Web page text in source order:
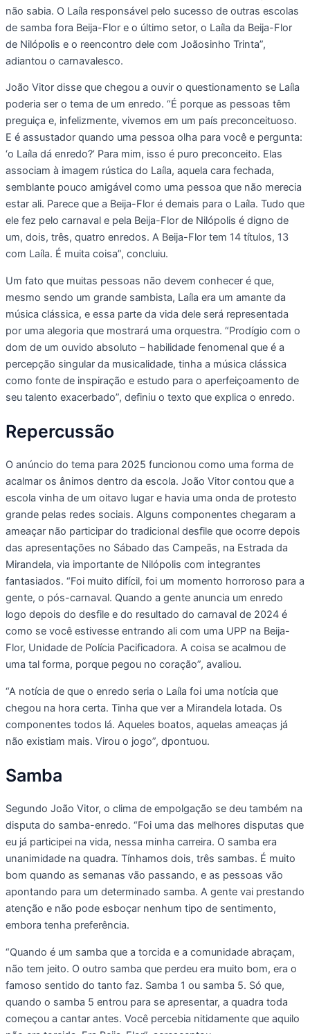
não sabia. O Laíla responsável pelo sucesso de outras escolas
de samba fora Beija-Flor e o último setor, o Laíla da Beija-Flor
de Nilópolis e o reencontro dele com Joãosinho Trinta”,
adiantou o carnavalesco.
João Vitor disse que chegou a ouvir o questionamento se Laíla
poderia ser o tema de um enredo. “É porque as pessoas têm
preguiça e, infelizmente, vivemos em um país preconceituoso.
E é assustador quando uma pessoa olha para você e pergunta:
‘o Laíla dá enredo?’ Para mim, isso é puro preconceito. Elas
associam à imagem rústica do Laíla, aquela cara fechada,
semblante pouco amigável como uma pessoa que não merecia
estar ali. Parece que a Beija-Flor é demais para o Laíla. Tudo que
ele fez pelo carnaval e pela Beija-Flor de Nilópolis é digno de
um, dois, três, quatro enredos. A Beija-Flor tem 14 títulos, 13
com Laíla. É muita coisa”, concluiu.
Um fato que muitas pessoas não devem conhecer é que,
mesmo sendo um grande sambista, Laíla era um amante da
música clássica, e essa parte da vida dele será representada
por uma alegoria que mostrará uma orquestra. “Prodígio com o
dom de um ouvido absoluto – habilidade fenomenal que é a
percepção singular da musicalidade, tinha a música clássica
como fonte de inspiração e estudo para o aperfeiçoamento de
seu talento exacerbado”, definiu o texto que explica o enredo.
Repercussão
O anúncio do tema para 2025 funcionou como uma forma de
acalmar os ânimos dentro da escola. João Vitor contou que a
escola vinha de um oitavo lugar e havia uma onda de protesto
grande pelas redes sociais. Alguns componentes chegaram a
ameaçar não participar do tradicional desfile que ocorre depois
das apresentações no Sábado das Campeãs, na Estrada da
Mirandela, via importante de Nilópolis com integrantes
fantasiados. “Foi muito difícil, foi um momento horroroso para a
gente, o pós-carnaval. Quando a gente anuncia um enredo
logo depois do desfile e do resultado do carnaval de 2024 é
como se você estivesse entrando ali com uma UPP na Beija-
Flor, Unidade de Polícia Pacificadora. A coisa se acalmou de
uma tal forma, porque pegou no coração”, avaliou.
“A notícia de que o enredo seria o Laíla foi uma notícia que
chegou na hora certa. Tinha que ver a Mirandela lotada. Os
componentes todos lá. Aqueles boatos, aquelas ameaças já
não existiam mais. Virou o jogo”, dpontuou.
Samba
Segundo João Vitor, o clima de empolgação se deu também na
disputa do samba-enredo. “Foi uma das melhores disputas que
eu já participei na vida, nessa minha carreira. O samba era
unanimidade na quadra. Tínhamos dois, três sambas. É muito
bom quando as semanas vão passando, e as pessoas vão
apontando para um determinado samba. A gente vai prestando
atenção e não pode esboçar nenhum tipo de sentimento,
embora tenha preferência.
“Quando é um samba que a torcida e a comunidade abraçam,
não tem jeito. O outro samba que perdeu era muito bom, era o
famoso sentido do tanto faz. Samba 1 ou samba 5. Só que,
quando o samba 5 entrou para se apresentar, a quadra toda
começou a cantar antes. Você percebia nitidamente que aquilo